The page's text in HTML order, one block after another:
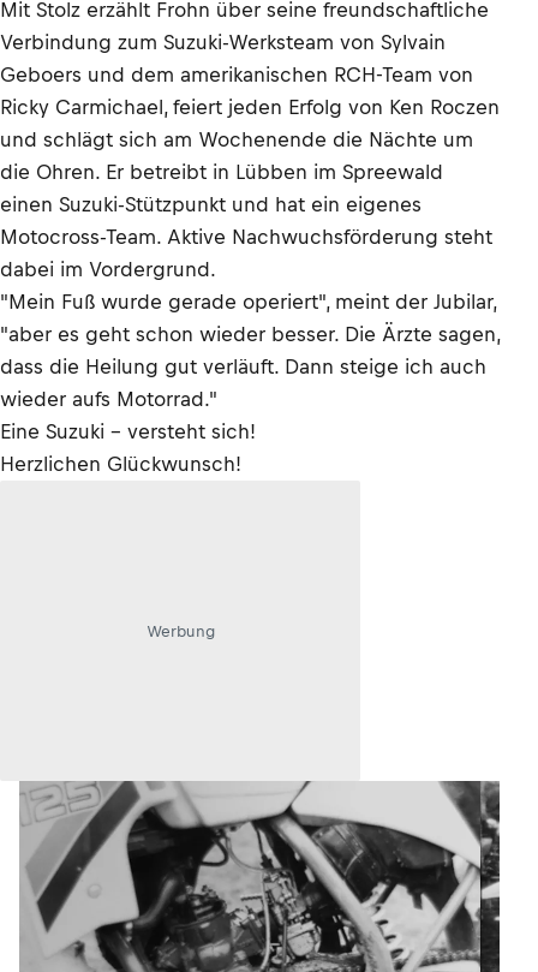
Mit Stolz erzählt Frohn über seine freundschaftliche
Verbindung zum Suzuki-Werksteam von Sylvain
Geboers und dem amerikanischen RCH-Team von
Ricky Carmichael, feiert jeden Erfolg von Ken Roczen
und schlägt sich am Wochenende die Nächte um
die Ohren. Er betreibt in Lübben im Spreewald
einen Suzuki-Stützpunkt und hat ein eigenes
Motocross-Team. Aktive Nachwuchsförderung steht
dabei im Vordergrund.
"Mein Fuß wurde gerade operiert", meint der Jubilar,
"aber es geht schon wieder besser. Die Ärzte sagen,
dass die Heilung gut verläuft. Dann steige ich auch
wieder aufs Motorrad."
Eine Suzuki - versteht sich!
Herzlichen Glückwunsch!
Werbung